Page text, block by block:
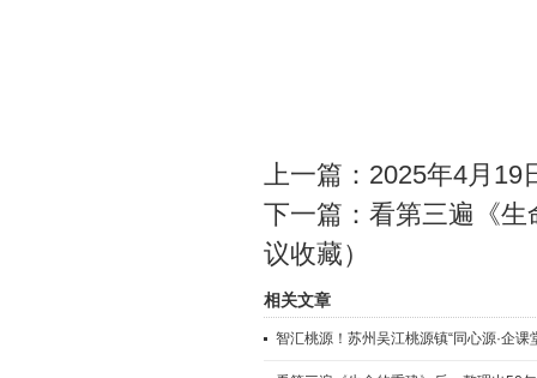
上一篇： 2025年4月19
下一篇： 看第三遍《生
议收藏）
相关文章
智汇桃源！苏州吴江桃源镇“同心源·企